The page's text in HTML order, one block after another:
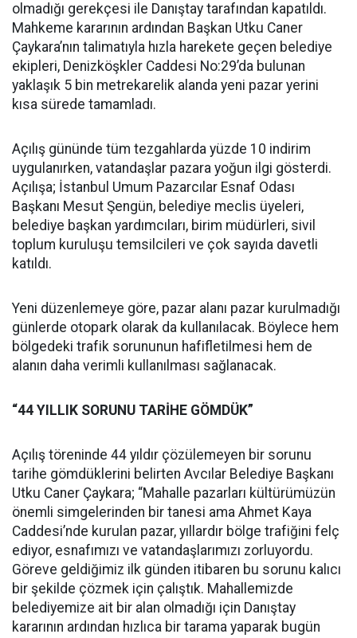
olmadığı gerekçesi ile Danıştay tarafından kapatıldı.
Mahkeme kararının ardından Başkan Utku Caner
Çaykara’nın talimatıyla hızla harekete geçen belediye
ekipleri, Denizköşkler Caddesi No:29’da bulunan
yaklaşık 5 bin metrekarelik alanda yeni pazar yerini
kısa sürede tamamladı.
Açılış gününde tüm tezgahlarda yüzde 10 indirim
uygulanırken, vatandaşlar pazara yoğun ilgi gösterdi.
Açılışa; İstanbul Umum Pazarcılar Esnaf Odası
Başkanı Mesut Şengün, belediye meclis üyeleri,
belediye başkan yardımcıları, birim müdürleri, sivil
toplum kuruluşu temsilcileri ve çok sayıda davetli
katıldı.
Yeni düzenlemeye göre, pazar alanı pazar kurulmadığı
günlerde otopark olarak da kullanılacak. Böylece hem
bölgedeki trafik sorununun hafifletilmesi hem de
alanın daha verimli kullanılması sağlanacak.
“44 YILLIK SORUNU TARİHE GÖMDÜK”
Açılış töreninde 44 yıldır çözülemeyen bir sorunu
tarihe gömdüklerini belirten Avcılar Belediye Başkanı
Utku Caner Çaykara; “Mahalle pazarları kültürümüzün
önemli simgelerinden bir tanesi ama Ahmet Kaya
Caddesi’nde kurulan pazar, yıllardır bölge trafiğini felç
ediyor, esnafımızı ve vatandaşlarımızı zorluyordu.
Göreve geldiğimiz ilk günden itibaren bu sorunu kalıcı
bir şekilde çözmek için çalıştık. Mahallemizde
belediyemize ait bir alan olmadığı için Danıştay
kararının ardından hızlıca bir tarama yaparak bugün